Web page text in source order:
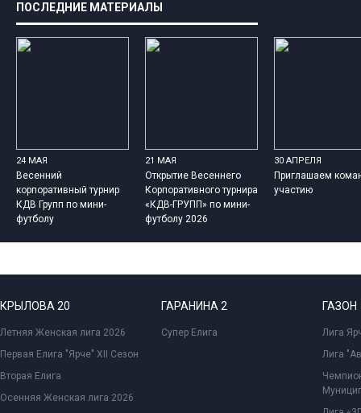
ПОСЛЕДНИЕ МАТЕРИАЛЫ
24 МАЯ
Весенний
корпоративный турнир
КДВ Групп по мини-
футболу
21 МАЯ
Открытие Весеннего
Корпоративного турнира
«КДВ-ГРУПП» по мини-
футболу 2026
30 АПРЕЛЯ
Приглашаем
участию
КРЫЛОВА 20
Летняя Женская лига 2026
Первая Елига "Ярче" XII Сезон
Вторая Елига
Осенняя Женская лига 2026
ГАРАНИНА 2
Супер Елига
ГАЗОН
Лига
Лига